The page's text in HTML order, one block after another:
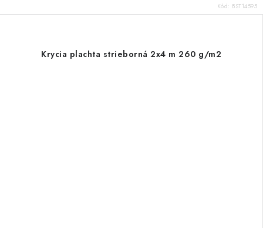
Kód: BST14595
Krycia plachta strieborná 2x4 m 260 g/m2